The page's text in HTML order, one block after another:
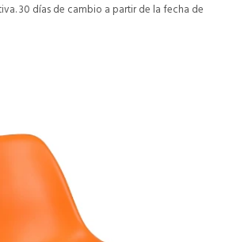
30 días de cambio a partir de la fecha de